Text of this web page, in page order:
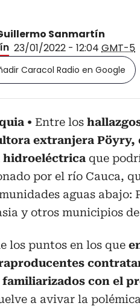
Sanmartín
23/01/2022 - 12:04 GMT-5
Caracol Radio en Google
Entre los
extranjera Pöyry,
hidroeléctrica que
por el río Cauca,
aguas abajo:
y otros municipios
los puntos en los que
familiarizados con el
a avivar la